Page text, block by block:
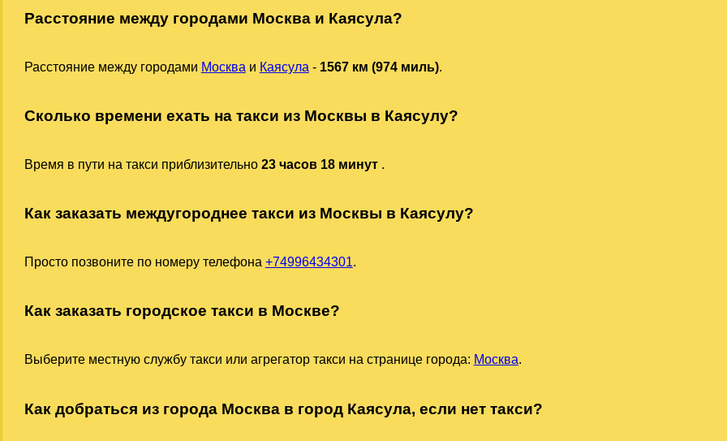
Расстояние между городами Москва и Каясула?
Расстояние между городами Москва и Каясула - 1567 км (974 миль).
Сколько времени ехать на такси из Москвы в Каясулу?
Время в пути на такси приблизительно 23 часов 18 минут .
Как заказать междугороднее такси из Москвы в Каясулу?
Просто позвоните по номеру телефона +74996434301.
Как заказать городское такси в Москве?
Выберите местную службу такси или агрегатор такси на странице города: Москва.
Как добраться из города Москва в город Каясула, если нет такси?